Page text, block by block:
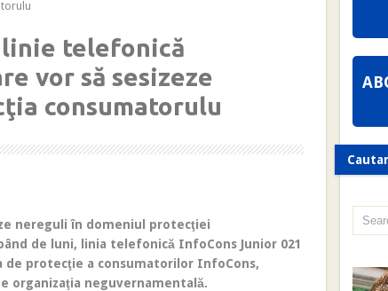
linie telefonică
vor să sesizeze
consumatorulu
nereguli în domeniul protecţiei
de luni, linia telefonică InfoCons Junior 021
de protecţie a consumatorilor InfoCons,
organizaţia neguvernamentală.